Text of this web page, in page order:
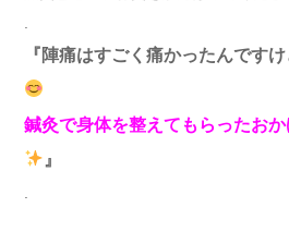
『陣痛はすごく痛かったんです
鍼灸で身体を整えてもらったおか
』